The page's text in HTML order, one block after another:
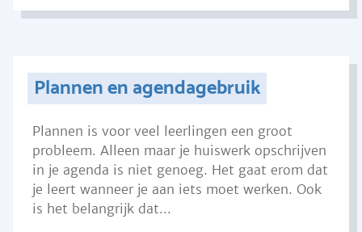
Plannen en agendagebruik
Plannen is voor veel leerlingen een groot
probleem. Alleen maar je huiswerk opschrijven
in je agenda is niet genoeg. Het gaat erom dat
je leert wanneer je aan iets moet werken. Ook
is het belangrijk dat...